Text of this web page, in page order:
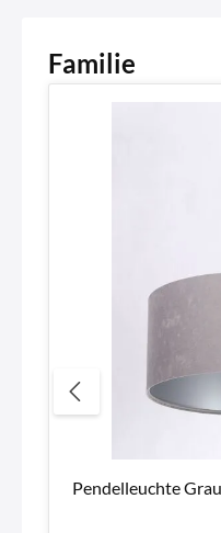
Familie
Pendelleuchte